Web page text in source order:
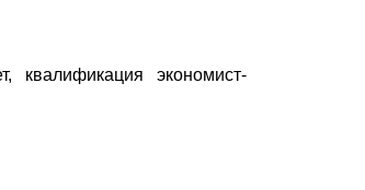
квалификация экономист-